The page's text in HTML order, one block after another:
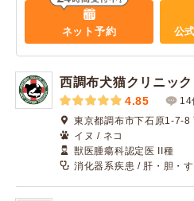
ネット予約 公
西調布犬猫クリニック
4.85 14
東京都調布市下石原1-7-8
イヌ / ネコ
獣医腫瘍科認定医 II種
消化器系疾患 / 肝・胆・